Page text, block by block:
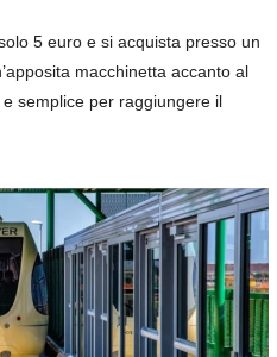
5 euro e si acquista presso un
macchinetta accanto al
semplice per raggiungere il